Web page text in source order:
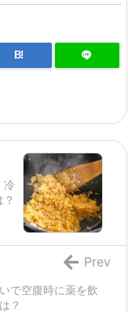
B!
冷
で空腹時に薬を飲
？
Prev